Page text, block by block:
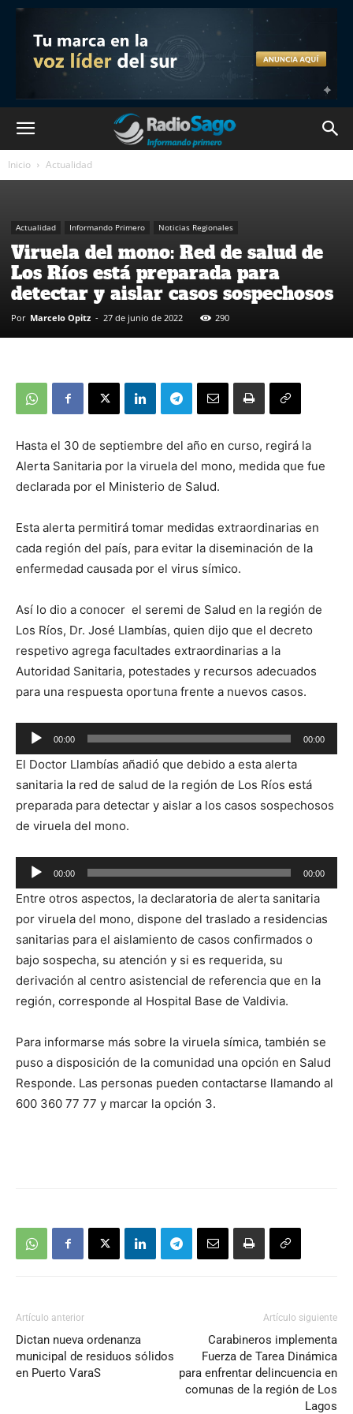
Inicio Actualidad
Actualidad Informando Primero Noticias Regionales
Viruela del mono: Red de salud de
Los Ríos está preparada para
detectar y aislar casos sospechosos
Por Marcelo Opitz - 27 de junio de 2022 290
Hasta el 30 de septiembre del año en curso, regirá la
Alerta Sanitaria por la viruela del mono, medida que fue
declarada por el Ministerio de Salud.
Esta alerta permitirá tomar medidas extraordinarias en
cada región del país, para evitar la diseminación de la
enfermedad causada por el virus símico.
Así lo dio a conocer el seremi de Salud en la región de
Los Ríos, Dr. José Llambías, quien dijo que el decreto
respetivo agrega facultades extraordinarias a la
Autoridad Sanitaria, potestades y recursos adecuados
para una respuesta oportuna frente a nuevos casos.
Reproductor
de
audio
00:00 00:00
El Doctor Llambías añadió que debido a esta alerta
sanitaria la red de salud de la región de Los Ríos está
preparada para detectar y aislar a los casos sospechosos
de viruela del mono.
Reproductor
de
audio
00:00 00:00
Entre otros aspectos, la declaratoria de alerta sanitaria
por viruela del mono, dispone del traslado a residencias
sanitarias para el aislamiento de casos confirmados o
bajo sospecha, su atención y si es requerida, su
derivación al centro asistencial de referencia que en la
región, corresponde al Hospital Base de Valdivia.
Para informarse más sobre la viruela símica, también se
puso a disposición de la comunidad una opción en Salud
Responde. Las personas pueden contactarse llamando al
600 360 77 77 y marcar la opción 3.
Artículo anterior
Dictan nueva ordenanza
municipal de residuos sólidos
en Puerto VaraS
Artículo siguiente
Carabineros implementa
Fuerza de Tarea Dinámica
para enfrentar delincuencia en
comunas de la región de Los
Lagos